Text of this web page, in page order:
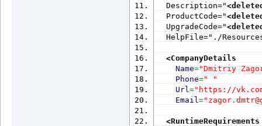
Description="
ProductCode="
UpgradeCode="
HelpFile="./
<CompanyDetails
Name="Dmitriy
Phone=" "
Url="https://
Email=
<RuntimeRequirements